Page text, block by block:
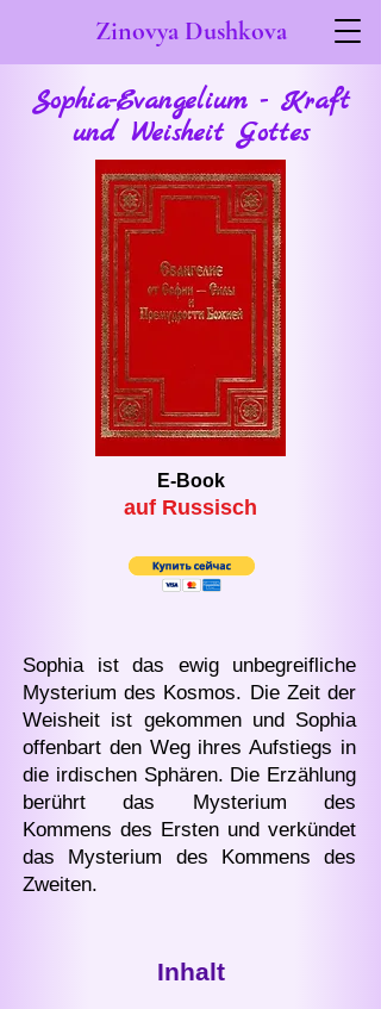
Zinovya Dushkova
Sophia-Evangelium - Kraft
und Weisheit Gottes
E-Book
auf Russisch
Sophia ist das ewig unbegreifliche
Mysterium des Kosmos. Die Zeit der
Weisheit ist gekommen und Sophia
offenbart den Weg ihres Aufstiegs in
die irdischen Sphären. Die Erzählung
berührt das Mysterium des
Kommens des Ersten und verkündet
das Mysterium des Kommens des
Zweiten.
Inhalt